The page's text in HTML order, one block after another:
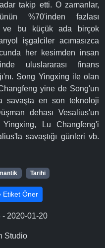
takip etti. O zamanlar,
%70'inden fazlası
ve bu küçük ada birçok
işgalciler acımasızca
her kesimden insan
uluslararası finans
Song Yingxing ile olan
yine de Song'un
savaşta en son teknoloji
dehası Vesalius'un
Lu Changfeng'i
savaştığı günleri vb.
Tarihi
Etiket Öner
- 2020-01-20
Studio